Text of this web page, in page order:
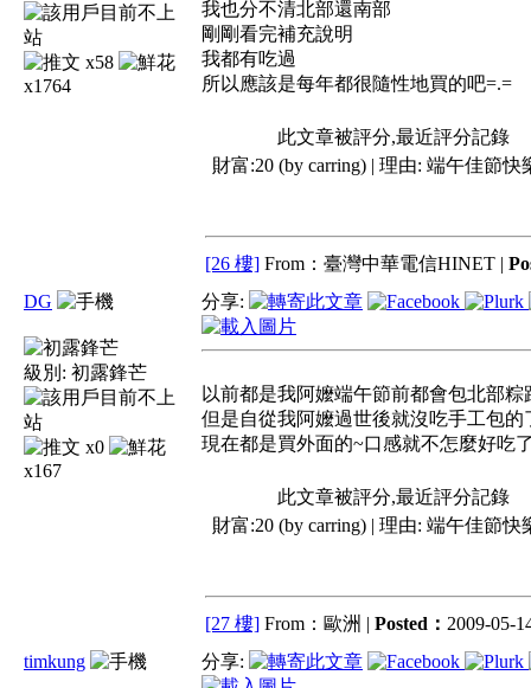
x58
x1764
我也分不清北部還南部
剛剛看完補充說明
我都有吃過
所以應該是每年都很隨性地買的吧=.=
此文章被評分,最近評分記錄
財富:20 (by carring) | 理由: 端午佳節快
[26 樓] From：臺灣中華電信HINET |
DG
級別: 初露鋒芒
x0
x167
分享:
以前都是我阿嬤端午節前都會包北部
但是自從我阿嬤過世後就沒吃手工包
現在都是買外面的~口感就不怎麼好吃
此文章被評分,最近評分記錄
財富:20 (by carring) | 理由: 端午佳節快
[27 樓] From：歐洲 | Posted： 2009-05-
timkung
分享: